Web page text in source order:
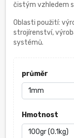
čistým vzhledem
Oblasti použití:
strojírenství,
systémů.
průměr
Hmotnost